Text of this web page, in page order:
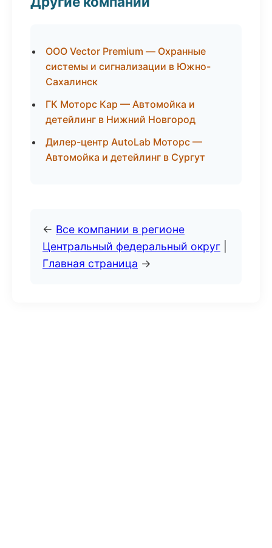
ООО Vector Premium — Охранные
системы и сигнализации в Южно-
Сахалинск
ГК Моторс Кар — Автомойка и
детейлинг в Нижний Новгород
Дилер-центр AutoLab Моторс —
Автомойка и детейлинг в Сургут
← Все компании в регионе
Центральный федеральный округ
Главная страница →